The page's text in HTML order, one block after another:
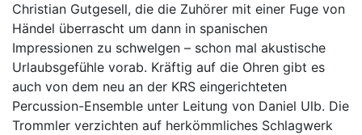
Christian Gutgesell, die die Zuhörer mit einer Fuge von
Händel überrascht um dann in spanischen
Impressionen zu schwelgen – schon mal akustische
Urlaubsgefühle vorab. Kräftig auf die Ohren gibt es
auch von dem neu an der KRS eingerichteten
Percussion-Ensemble unter Leitung von Daniel Ulb. Die
Trommler verzichten auf herkömmliches Schlagwerk